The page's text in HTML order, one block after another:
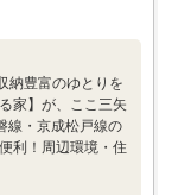
納豊富のゆとりを
家】が、ここ三矢
線・京成松戸線の
利！周辺環境・住